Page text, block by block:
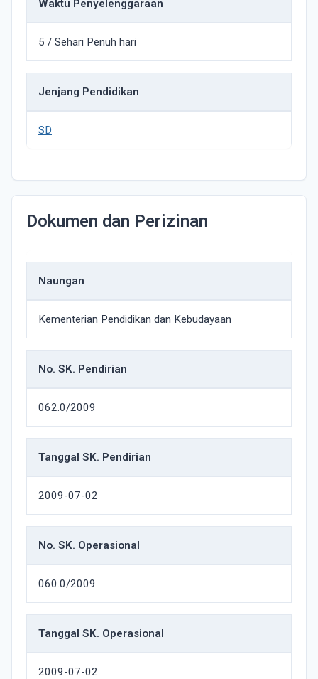
Waktu Penyelenggaraan
5 / Sehari Penuh hari
Jenjang Pendidikan
SD
Dokumen dan Perizinan
Naungan
Kementerian Pendidikan dan Kebudayaan
No. SK. Pendirian
062.0/2009
Tanggal SK. Pendirian
2009-07-02
No. SK. Operasional
060.0/2009
Tanggal SK. Operasional
2009-07-02